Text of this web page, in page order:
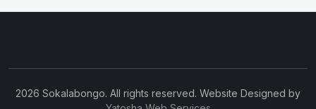
2026 Sokalabongo. All rights reserved. Website Designed by